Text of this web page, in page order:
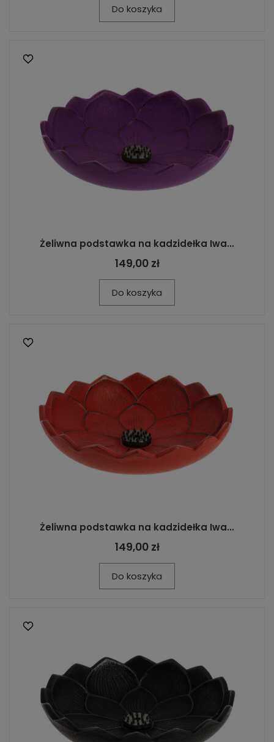
Do koszyka
Żeliwna podstawka na kadzidełka Iwa...
149,00 zł
Do koszyka
Żeliwna podstawka na kadzidełka Iwa...
149,00 zł
Do koszyka